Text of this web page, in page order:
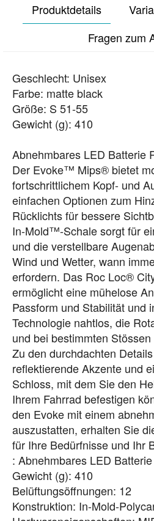
Produktdetails
Fragen zum
Geschlecht: Unisex
Farbe: matte black
Größe: S 51-55
Gewicht (g): 410
Abnehmbares LED Batterie
Der Evoke™ Mips® bietet
fortschrittlichem Kopf- und
einfachen Optionen zum
Rücklichts für bessere
In-Mold™-Schale sorgt für
und die verstellbare
Wind und Wetter, wann
erfordern. Das Roc Loc®
ermöglicht eine mühelose
Passform und Stabilität und
Technologie nahtlos, die
und bei bestimmten
Zu den durchdachten
reflektierende Akzente und
Schloss, mit dem Sie den
Ihrem Fahrrad befestigen
den Evoke mit einem
auszustatten, erhalten Sie
für Ihre Bedürfnisse und Ihr
: Abnehmbares LED
Gewicht (g): 410
Belüftungsöffnungen: 12
Konstruktion: In-Mold-